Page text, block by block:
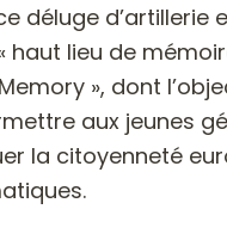
déluge d’artillerie
haut lieu de
», dont
aux jeunes
la citoyenneté